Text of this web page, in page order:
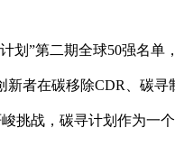
划”第二期全球50强名
新者在碳移除CDR、碳寻
挑战，碳寻计划作为